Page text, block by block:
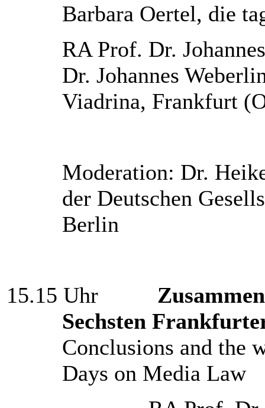
Barbara Oertel, die
RA Prof. Dr.
Dr. Johannes
Viadrina, Frankfurt
Moderation: Dr.
der Deutschen
Berlin
15.15 Uhr
Sechsten
Conclusions and the
Days on Media Law